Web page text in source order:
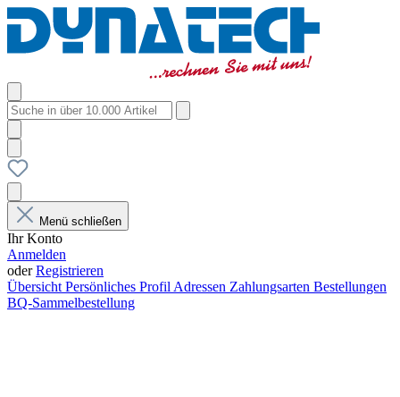
Menü schließen
Ihr Konto
Anmelden
oderRegistrieren
Übersicht Persönliches Profil Adressen Zahlungsarten Bestellungen
BQ-Sammelbestellung